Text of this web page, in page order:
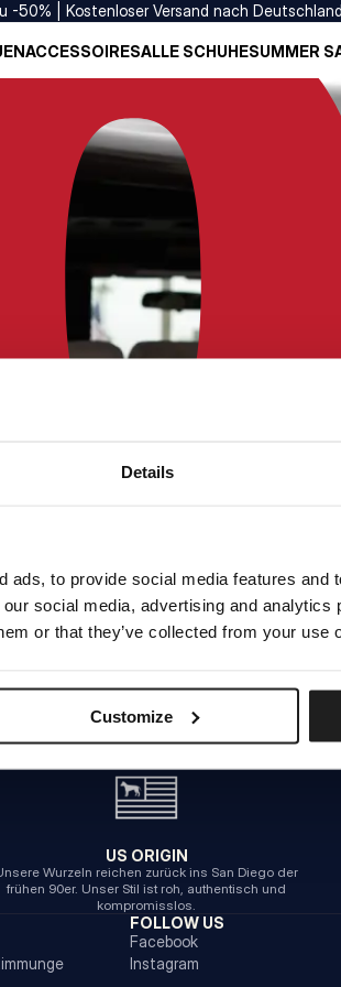
Details
ads, to provide social media features and
social media, advertising and analytics
or that they’ve collected from your use
Customize
-50% | Kostenloser Versand nach
ACCESSOIRESALLE SCHUHESUMMER
INTERNER SERVERFEHLER
ZURÜCK ZUR STARTSEITE
US ORIGIN
Wurzeln reichen zurück ins San Diego der
frühen 90er. Unser Stil ist roh, authentisch und
kompromisslos.
FOLLOW US
Facebook
Instagram